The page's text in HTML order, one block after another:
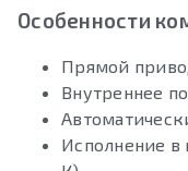
Особенности
Прямой
Внутреннее
Исполнение